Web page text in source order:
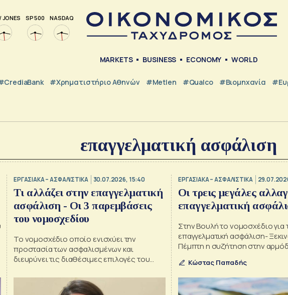
JONES SP 500 NASDAQ
MARKETS BUSINESS ECONOMY WORLD
#Χρηματιστήριο Αθηνών #metlen #Qualco #Βιομηχανία
επαγγελματική ασφάλιση
ΕΡΓΑΣΙΑΚΑ – ΑΣΦΑΛΙΣΤΙΚΑ 30.07.2026, 15:40
Τι αλλάζει στην επαγγελματική
ασφάλιση - Οι 3 παρεμβάσεις
του νομοσχεδίου
Το νομοσχέδιο οποίο ενισχύει την
προστασία των ασφαλισμένων και
διευρύνει τις διαθέσιμες επιλογές του
Κεραμέως
ΕΡΓΑΣΙΑΚΑ – ΑΣΦΑΛΙΣΤΙΚΑ
Οι τρεις μεγάλες
επαγγελματική
Στην Βουλή το νομοσχέδιο για
επαγγελματική ασφάλιση-
Πέμπτη η συζήτηση στην
Κώστας Παπαδής